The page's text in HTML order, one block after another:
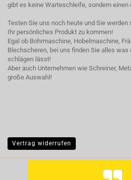
gibt es keine Warteschleife, sondern einen
Testen Sie uns noch heute und Sie
Ihr persönliches Produkt zu kommen!
Egal ob Bohrmaschine, Hobelmaschine,
Blechscheren, bei uns finden Sie alles
schlägen lässt!
Aber auch Unternehmen wie Schreiner,
große Auswahl!
Vertrag widerrufen